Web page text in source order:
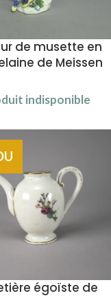
de musette en
de Meissen
indisponible
égoïste de